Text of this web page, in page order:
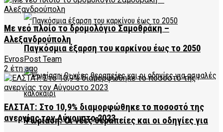
Παγκόσμια έξαρση του καρκίνου έως το 2050
Ψωρίαση: Οι νέες θεραπείες και οι οδηγίες για
Με νεό πλοίο το δρομολόγιο Σαμοθράκη –
Αλεξανδρούπολη
EvrosPost Team
2 έτη ago
ΕΛΣΤΑΤ: Στο 10,9% διαμορφώθηκε το ποσοστό της
ανεργίας τον Αύγουστο 2023